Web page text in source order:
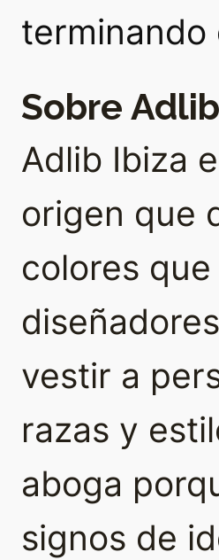
Sobre
Adlib Ibiza
origen que
colores
vestir a
razas y
aboga
signos de